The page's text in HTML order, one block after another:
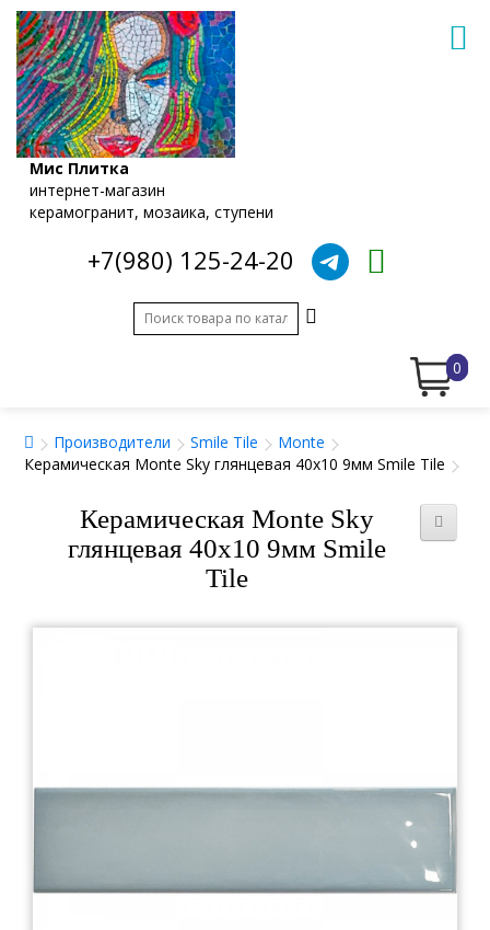
Мис Плитка
интернет-магазин
керамогранит, мозаика, ступени
+7(980) 125-24-20
0
Производители Smile Tile
Monte
Керамическая Monte Sky глянцевая 40x10 9мм Smile Tile
Керамическая Monte Sky
глянцевая 40x10 9мм Smile
Tile